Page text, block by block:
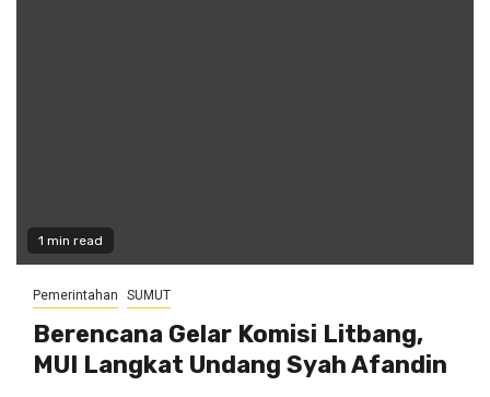
1 min read
Pemerintahan SUMUT
Berencana Gelar Komisi Litbang,
MUI Langkat Undang Syah Afandin